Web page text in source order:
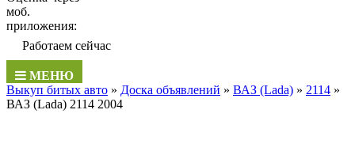
моб.
приложения:
Работаем сейчас
МЕНЮ
Выкуп битых авто » Доска объявлений » ВАЗ (Lada) » 2114 »
ВАЗ (Lada) 2114 2004